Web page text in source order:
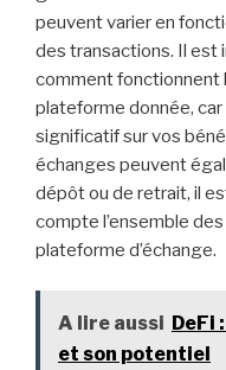
peuvent varier en
des transactions. Il est
comment fonctionnent
plateforme donnée,
significatif sur vos
échanges peuvent
dépôt ou de retrait, il
compte l’ensemble des
plateforme d’échange.
A lire aussi DeFi
et son potentiel